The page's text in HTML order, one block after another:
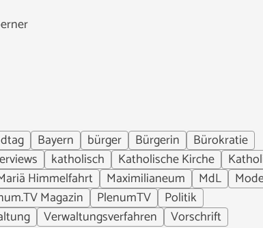
Bayern bürger Bürgerin
Bürokratie
katholisch Katholische Kirche
Himmelfahrt Maximilianeum MdL
Magazin PlenumTV
Politik
Verwaltungsverfahren Vorschrift